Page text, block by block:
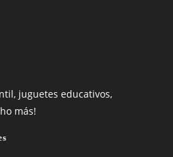
juguetes educativos,
más!